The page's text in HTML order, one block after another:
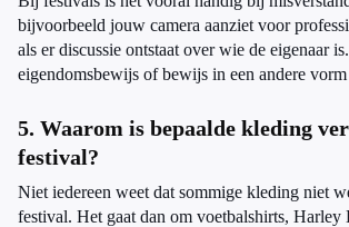
bijvoorbeeld jouw camera aanziet voor
als er discussie ontstaat over wie de eigenaar
eigendomsbewijs of bewijs in een andere
5. Waarom is bepaalde kleding
festival?
Niet iedereen weet dat sommige kleding niet
festival. Het gaat dan om voetbalshirts,